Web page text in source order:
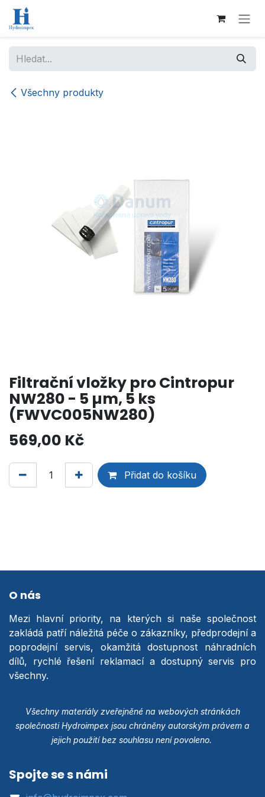
Přejít na obsah
Všechny produkty
Filtrační vložky pro Cintropur
NW280 - 5 µm, 5 ks
(FWVC005NW280)
569,00 Kč
Přidat do košíku
O nás
Mezi hlavní priority, na kterých si naše společnost
zakládá patří náležitá péče o zákazníky, předprodejní a
poprodejní servis, okamžitá dostupnost náhradních
dílů, rychlé řešení reklamací a dostupný servis pro
všechny.
Všechny materiály zveřejněné na webových stránkách
společnosti Hydroimpex jsou chráněny autorským právem a
jejich použití bez souhlasu není povoleno.
Spojte se s námi